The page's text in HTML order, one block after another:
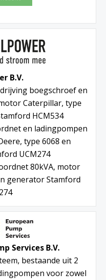
B.V.
boegschroef en
Caterpillar, type
HCM534
en ladingpompen
type 6068 en
UCM274
80kVA, motor
generator Stamford
Services B.V.
bestaande uit 2
voor zowel